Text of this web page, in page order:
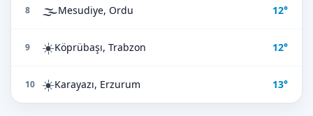
8 🌫️Mesudiye, Ordu 12°
9 ☀️Köprübaşı, Trabzon 12°
10 ☀️Karayazı, Erzurum 13°